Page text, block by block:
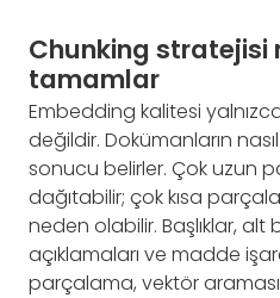
Chunking stratejisi
tamamlar
Embedding kalitesi
değildir. Dokümanların
sonucu belirler. Çok uzun
dağıtabilir; çok kısa
neden olabilir. Başlıklar, alt
açıklamaları ve madde
parçalama, vektör